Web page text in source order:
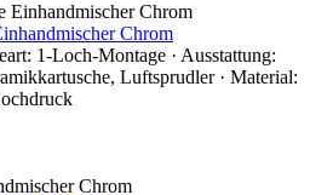
Chrom
1-Loch-Montage · Ausstattung:
Luftsprudler · Material: